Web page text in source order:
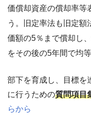
価償却資産の償却率等
う。旧定率法も旧定
価額の5％まで償却し
をその後の5年間で均
部下を育成し、目標を
に行うための質問項目
らから